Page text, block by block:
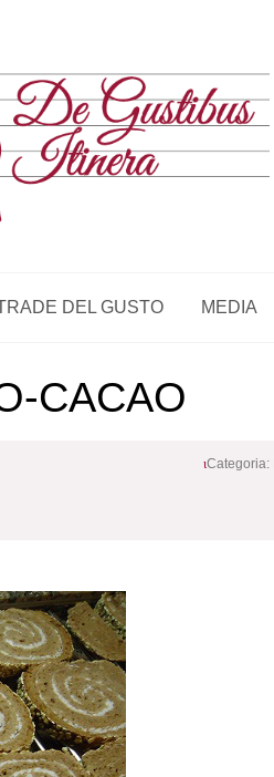
DEL GUSTO MEDIA
CACAO
Categoria: